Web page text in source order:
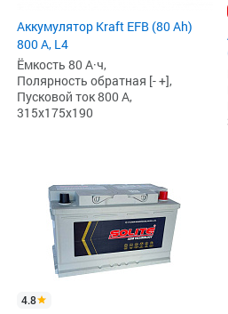
Аккумулятор Kraft EFB (80 Ah)
800 А, L4
Ёмкость 80 А·ч,
Полярность обратная [- +],
Пусковой ток 800 А,
315x175x190
4.8